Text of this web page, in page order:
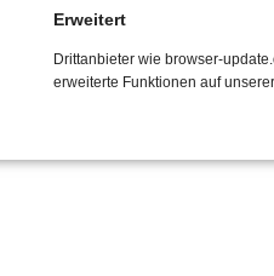
Erweitert
Drittanbieter wie browser-
erweiterte Funktionen auf